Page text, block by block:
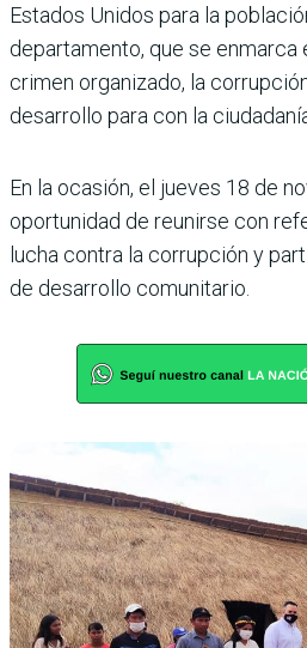
Estados Unidos para la
departamento, que se enmarca
crimen organizado, la
desarrollo para con la
En la ocasión, el jueves 18 de
oportunidad de reunirse con
lucha contra la corrupción y
de desarrollo comunitario.